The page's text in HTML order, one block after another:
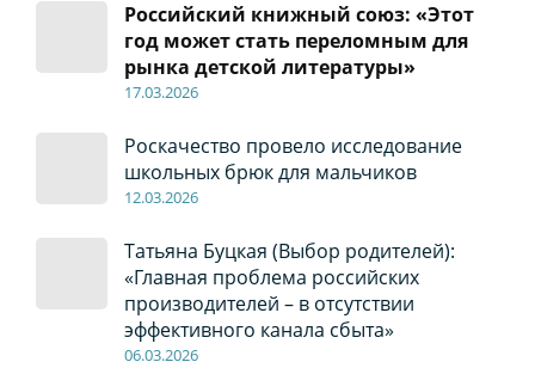
Российский книжный союз: «Этот
год может стать переломным для
рынка детской литературы»
17.03.2026
Роскачество провело исследование
школьных брюк для мальчиков
12.03.2026
Татьяна Буцкая (Выбор родителей):
«Главная проблема российских
производителей – в отсутствии
эффективного канала сбыта»
06.03.2026